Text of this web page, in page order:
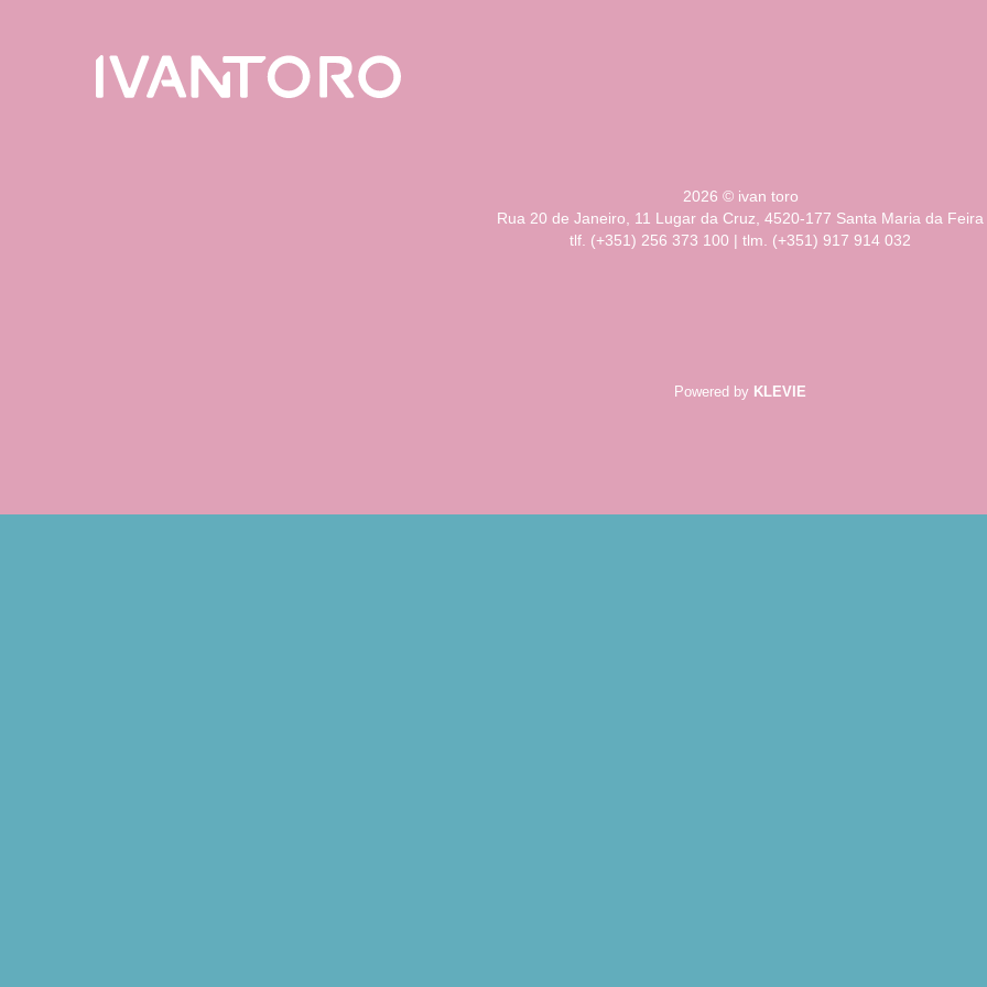
2026 © ivan toro
Rua 20 de Janeiro, 11 Lugar da Cruz, 4520-177 Santa Maria da Feira
tlf. (+351) 256 373 100 | tlm. (+351) 917 914 032
Powered by KLEVIE